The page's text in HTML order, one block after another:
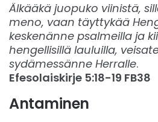
Älkääkä juopuko viinistä,
meno, vaan täyttykää
keskenänne psalmeilla ja
hengellisillä lauluilla,
sydämessänne Herralle.
Efesolaiskirje‬ ‭5:18-19‬ ‭FB38‬‬
Antaminen